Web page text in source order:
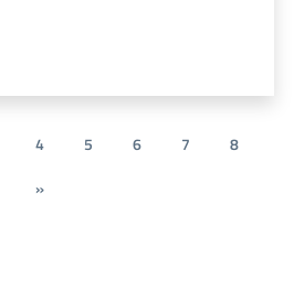
4 5 6 7
8
»